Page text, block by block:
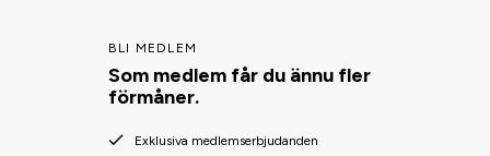
BLI MEDLEM
Som medlem får du ännu fler
förmåner.
Exklusiva medlemserbjudanden